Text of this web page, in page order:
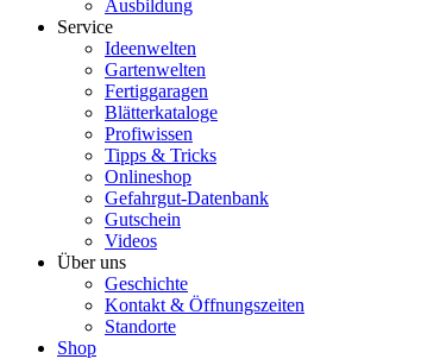
Ausbildung
Service
Ideenwelten
Gartenwelten
Fertiggaragen
Blätterkataloge
Profiwissen
Tipps & Tricks
Onlineshop
Gefahrgut-Datenbank
Gutschein
Videos
Über uns
Geschichte
Kontakt & Öffnungszeiten
Standorte
Shop